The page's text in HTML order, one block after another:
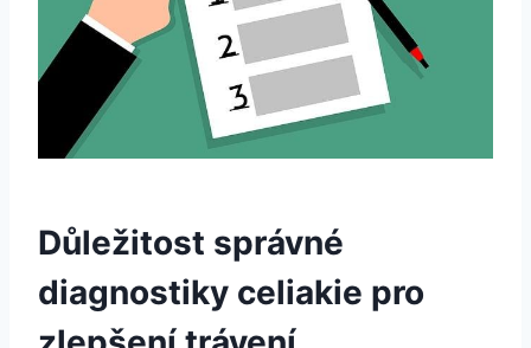
Důležitost správné
diagnostiky celiakie pro